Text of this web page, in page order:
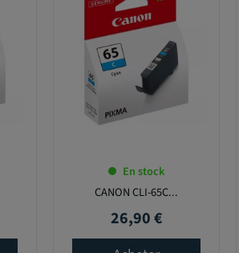
En stock
CANON CLI-65C...
Prix
26,90 €